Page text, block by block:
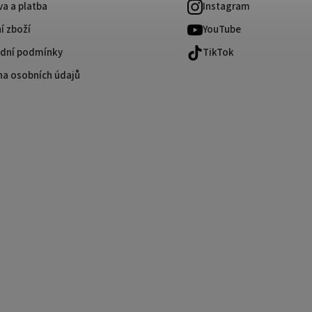
a platba
zboží
podmínky
osobních údajů
Instagram
YouTube
TikTok